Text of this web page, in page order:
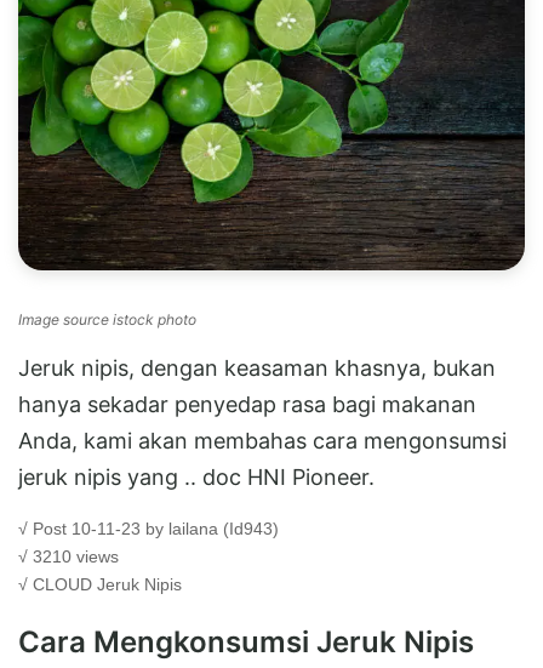
Image source istock photo
Jeruk nipis, dengan keasaman khasnya, bukan
hanya sekadar penyedap rasa bagi makanan
Anda, kami akan membahas cara mengonsumsi
jeruk nipis yang .. doc HNI Pioneer.
√ Post 10-11-23 by lailana (Id943)
√ 3210 views
√ CLOUD Jeruk Nipis
Cara Mengkonsumsi Jeruk Nipis